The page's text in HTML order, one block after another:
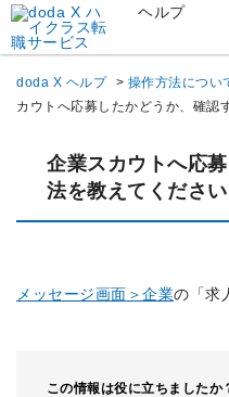
ヘルプ
doda X ヘルプ > 操作方法につい
カウトへ応募したかどうか、確認
企業スカウトへ応
法を教えてください
メッセージ画面＞企業の「求
この情報は役に立ちましたか